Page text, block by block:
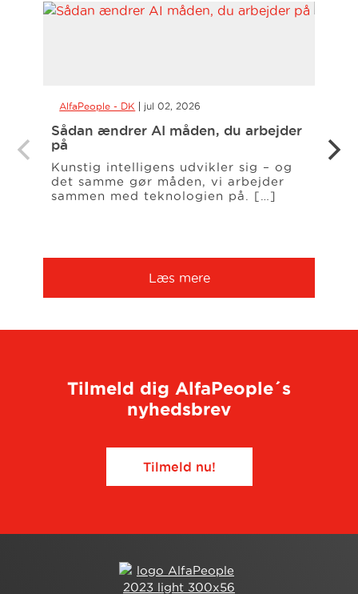
AlfaPeople - DK jul 02, 2026
Sådan ændrer AI måden, du arbejder
på
Kunstig intelligens udvikler sig – og
det samme gør måden, vi arbejder
sammen med teknologien på. […]
Læs mere
Tilmeld dig AlfaPeople´s
nyhedsbrev
Tilmeld nu!​